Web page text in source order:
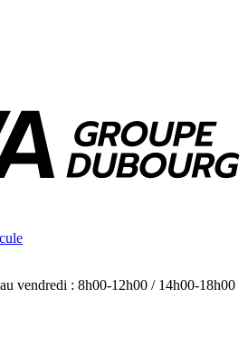
vendredi : 8h00-12h00 / 14h00-18h00